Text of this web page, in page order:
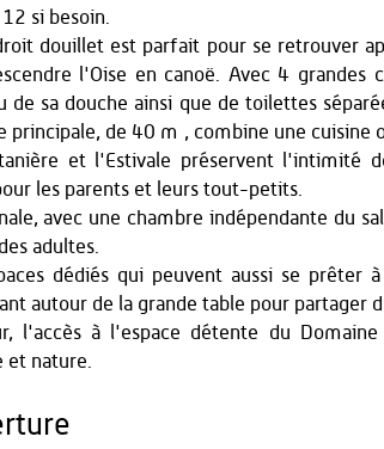
si besoin.
douillet est parfait pour se retrouver
l'Oise en canoë. Avec 4 grandes
de sa douche ainsi que de toilettes
principale, de 40 m², combine une cuisine
et l'Estivale préservent l'intimité
les parents et leurs tout-petits.
avec une chambre indépendante du
adultes.
dédiés qui peuvent aussi se
autour de la grande table pour partager
l'accès à l'espace détente du
et nature.